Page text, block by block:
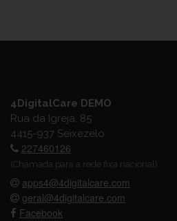
4DigitalCare DEMO
Rua da Igreja, 85
4415-937 Seixezelo
227460126
(Chamada para a rede fixa nacional)
apps4@4digitalcare.com
geral@4digitalcare.com
Facebook